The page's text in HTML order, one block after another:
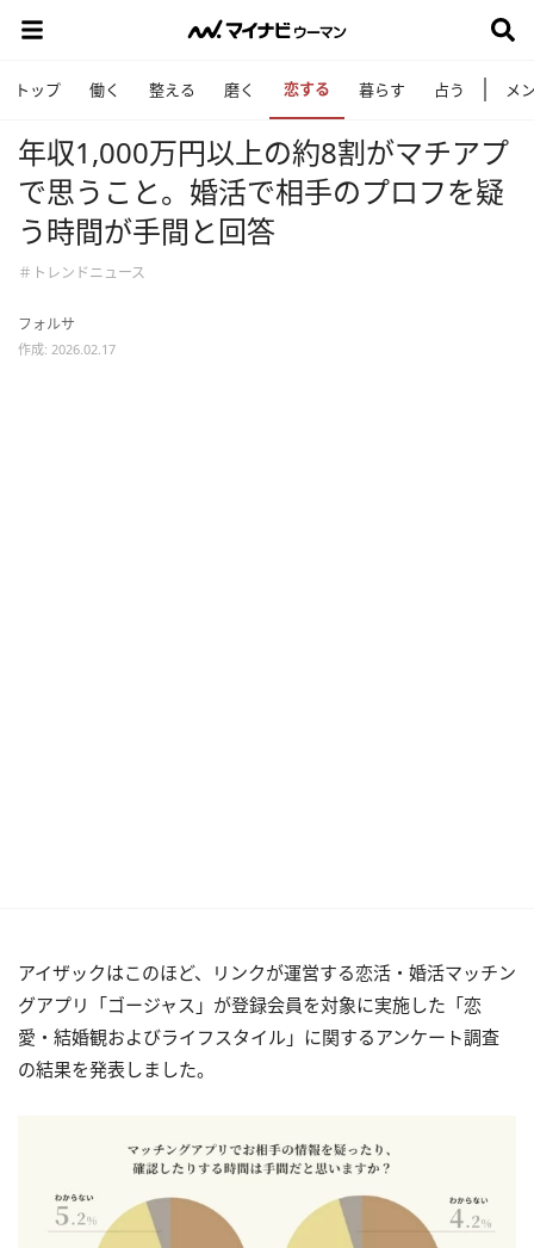
トップ 働く 整える 磨く 恋する 暮らす 占う メ
年収1,000万円以上の約8割がマチアプ
で思うこと。婚活で相手のプロフを疑
う時間が手間と回答
＃トレンドニュース
フォルサ
作成: 2026.02.17
アイザックはこのほど、リンクが運営する恋活・婚活マッチン
グアプリ「ゴージャス」が登録会員を対象に実施した「恋
愛・結婚観およびライフスタイル」に関するアンケート調査
の結果を発表しました。